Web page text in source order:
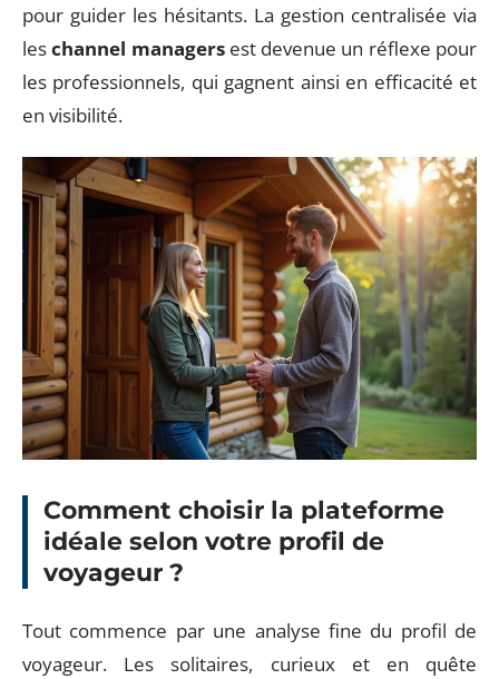
pour guider les hésitants. La gestion centralisée via
leschannel managersest devenue un réflexe pour
les professionnels, qui gagnent ainsi en efficacité et
en visibilité.
Comment choisir la plateforme
idéale selon votre profil de
voyageur ?
Tout commence par une analyse fine du profil de
voyageur. Les solitaires, curieux et en quête